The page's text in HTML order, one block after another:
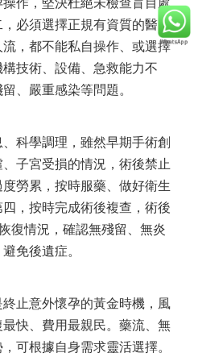
必須選擇正規有資質的醫
，都不能私自操作、或選擇
技術、設備、急救能力不
、嚴重感染等問題。
科學調理，雖然早期手術創
子宮受損的情況，術後禁止
勞累，按時服藥、做好衛生
，按時完成術後複查，術後
復情況，確認無殘留、無炎
免後遺症。
止意外懷孕的黃金時機，風
快、費用最親民。藥流、無
可根據自身需求靈活選擇。